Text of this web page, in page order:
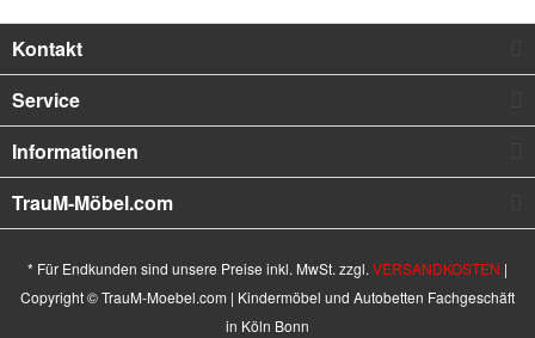
Kontakt
Service
Informationen
TrauM-Möbel.com
* Für Endkunden sind unsere Preise inkl. MwSt. zzgl. VERSANDKOSTEN |
Copyright © TrauM-Moebel.com | Kindermöbel und Autobetten Fachgeschäft
in Köln Bonn